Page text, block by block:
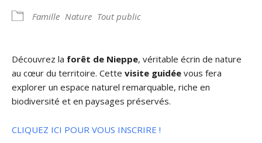
Famille Nature Tout public
Découvrez la forêt de Nieppe, véritable écrin de nature
au cœur du territoire. Cette visite guidée vous fera
explorer un espace naturel remarquable, riche en
biodiversité et en paysages préservés.
CLIQUEZ ICI POUR VOUS INSCRIRE !